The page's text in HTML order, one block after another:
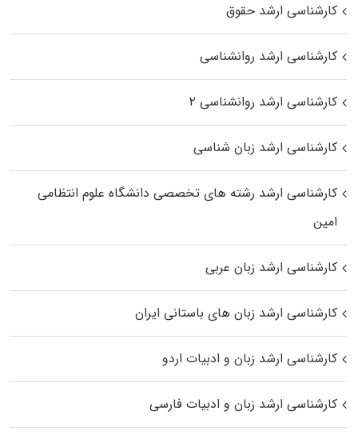
کارشناسی ارشد حقوق
کارشناسی ارشد روانشناسی
کارشناسی ارشد روانشناسی ۲
کارشناسی ارشد زبان شناسی
کارشناسی ارشد رﺷﺘﻪ ﻫﺎی تخصصی داﻧﺸﮕﺎه ﻋﻠﻮم انتظامی
اﻣﻴﻦ
کارشناسی ارشد زبان عربی
کارشناسی ارشد زبان‌ های باستانی ایران
کارشناسی ارشد زبان و ادبیات اردو
کارشناسی ارشد زبان و ادبیات فارسی